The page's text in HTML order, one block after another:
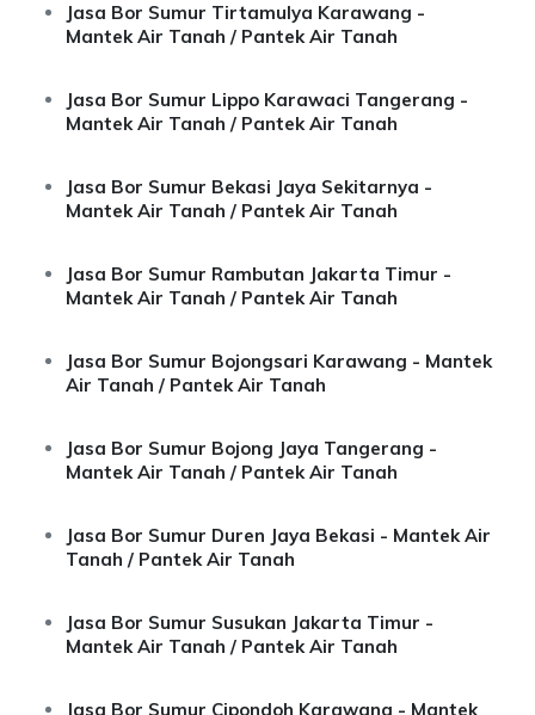
Jasa Bor Sumur Tirtamulya Karawang -
Mantek Air Tanah / Pantek Air Tanah
Jasa Bor Sumur Lippo Karawaci Tangerang -
Mantek Air Tanah / Pantek Air Tanah
Jasa Bor Sumur Bekasi Jaya Sekitarnya -
Mantek Air Tanah / Pantek Air Tanah
Jasa Bor Sumur Rambutan Jakarta Timur -
Mantek Air Tanah / Pantek Air Tanah
Jasa Bor Sumur Bojongsari Karawang - Mantek
Air Tanah / Pantek Air Tanah
Jasa Bor Sumur Bojong Jaya Tangerang -
Mantek Air Tanah / Pantek Air Tanah
Jasa Bor Sumur Duren Jaya Bekasi - Mantek Air
Tanah / Pantek Air Tanah
Jasa Bor Sumur Susukan Jakarta Timur -
Mantek Air Tanah / Pantek Air Tanah
Jasa Bor Sumur Cipondoh Karawang - Mantek